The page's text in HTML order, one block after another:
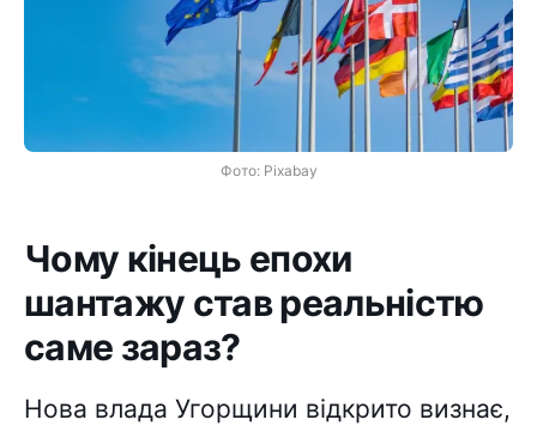
Фото: Pixabay
Чому кінець епохи
шантажу став реальністю
саме зараз?
Нова влада Угорщини відкрито визнає,